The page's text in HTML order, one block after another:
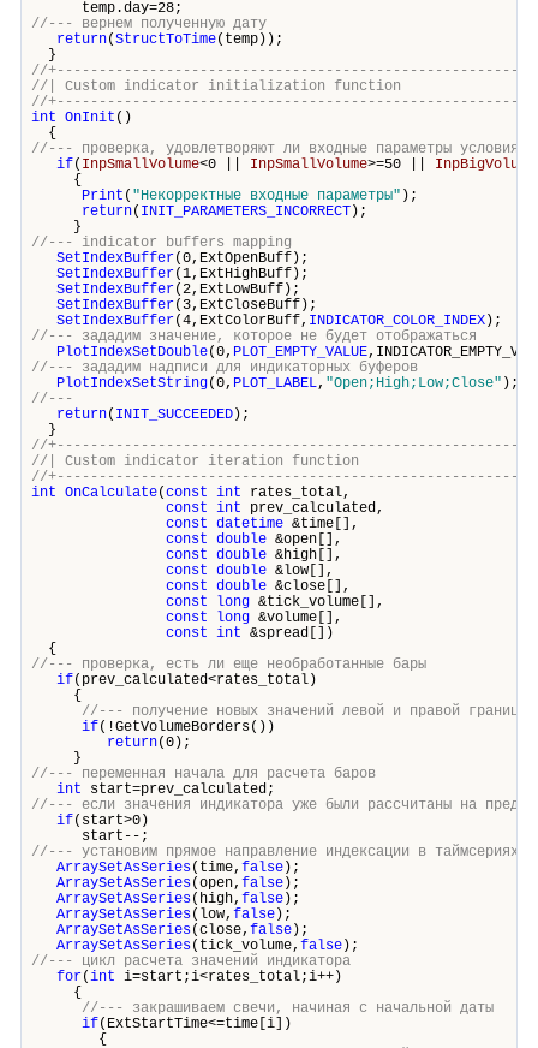
temp.day=28;
//--- вернем полученную дату
return(StructToTime(temp));
}
//
//| Custom indicator initialization
//
int OnInit ()
{
//--- проверка, удовлетворяют ли входные параметры условиям
if( InpSmallVolume<0 || InpSmallVolume>=50 || InpBigVolume
{
Print ( "Некорректные входные параметры" );
return( INIT_PARAMETERS_INCORRECT );
}
//--- indicator buffers mapping
SetIndexBuffer(0,ExtOpenBuff);
SetIndexBuffer(1,ExtHighBuff);
SetIndexBuffer(2,ExtLowBuff);
SetIndexBuffer(3,ExtCloseBuff);
SetIndexBuffer(4,ExtColorBuff, INDICATOR_COLOR_INDEX );
//--- зададим значение, которое не будет отображаться
PlotIndexSetDouble(0, PLOT_EMPTY_VALUE
//--- зададим надписи для индикаторных буферов
PlotIndexSetString(0, PLOT_LABEL, "Open;High;Low;Close" );
//---
return( INIT_SUCCEEDED );
}
//
//| Custom indicator iteration
//
int OnCalculate(const int rates_total,
const int prev_calculated,
const datetime &time[],
const double &open[],
const double &high[],
const double &low[],
const double &close[],
const
long &tick_volume[],
const
long &volume[],
const int &spread[])
{
//--- проверка, есть ли еще необработанные бары
if(prev_calculated<rates_total)
{
//--- получение новых значений левой и правой границы
if(!GetVolumeBorders())
return(0);
}
//--- переменная начала для расчета баров
int start=prev_calculated;
//--- если значения индикатора уже были рассчитаны на
if(start>0)
start--;
//--- установим прямое направление индексации в таймсериях
ArraySetAsSeries(time, false );
ArraySetAsSeries(open, false );
ArraySetAsSeries(high, false );
ArraySetAsSeries(low, false );
ArraySetAsSeries(close, false );
ArraySetAsSeries(tick_volume, false );
//--- цикл расчета значений индикатора
for(int i=start;i<rates_total;i++)
{
//--- закрашиваем свечи, начиная с начальной даты
if(ExtStartTime<=time[i])
{